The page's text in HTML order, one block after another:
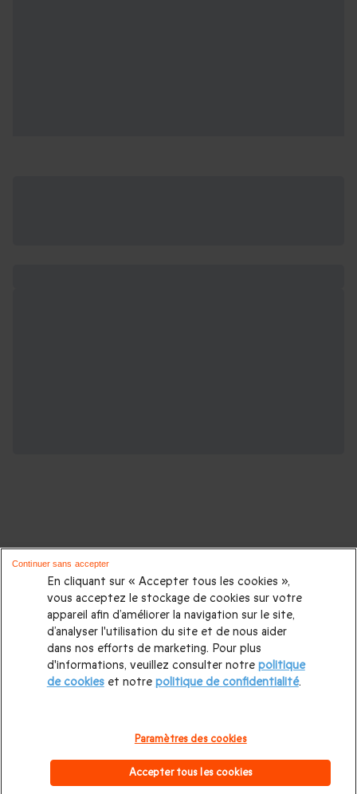
D'autres idées de cadeaux pour vos
proches :
Cadeaux d'anniversaire|Cadeaux femme|Cadeaux homme
Cadeaux couple|Cadeau Noël|Cadeau de Noël femme
Cadeau de Noël homme|Coffrets cadeaux pour femme
Cadeaux Saint Valentin femme|Cadeaux de mariage
Cadeaux d'anniversaire de mariage
En cliquant sur « Accepter tous les cookies »,
vous acceptez le stockage de cookies sur votre
appareil afin d’améliorer la navigation sur le site,
d’analyser l'utilisation du site et de nous aider
dans nos efforts de marketing. Pour plus
d'informations, veuillez consulter notre politique
de cookieset notre politique de confidentialité.
Paramètres des cookies
Accepter tous les cookies
Continuer sans accepter